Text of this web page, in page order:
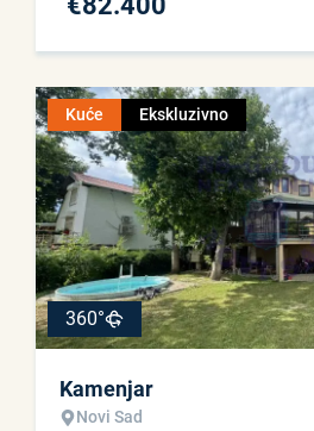
Kuće Ekskluzivno
360°
Kamenjar
Novi Sad